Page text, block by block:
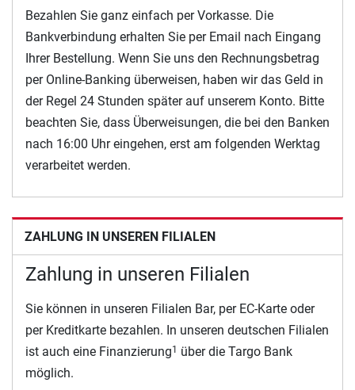
Bezahlen Sie ganz einfach per Vorkasse. Die
Bankverbindung erhalten Sie per Email nach Eingang
Ihrer Bestellung. Wenn Sie uns den Rechnungsbetrag
per Online-Banking überweisen, haben wir das Geld in
der Regel 24 Stunden später auf unserem Konto. Bitte
beachten Sie, dass Überweisungen, die bei den Banken
nach 16:00 Uhr eingehen, erst am folgenden Werktag
verarbeitet werden.
ZAHLUNG IN UNSEREN FILIALEN
Zahlung in unseren Filialen
Sie können in unseren Filialen Bar, per EC-Karte oder
per Kreditkarte bezahlen. In unseren deutschen Filialen
ist auch eine Finanzierung1
über die Targo Bank
möglich.